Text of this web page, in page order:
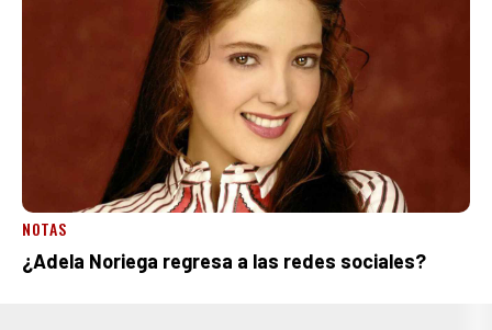
NOTAS
¿Adela Noriega regresa a las redes sociales?